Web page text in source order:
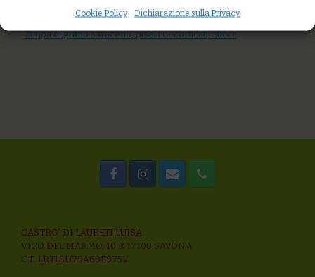
Cookie Policy Dichiarazione sulla Privacy
Quinoa con asparagina, limone e sesamo
Riso alle verdure e scamorza da latte fieno
Zuppa di grano saraceno, piselli decorticati, zucca
GASTRO’ DI LAURETI LUISA
VICO DEL MARMO, 10 R 17100 SAVONA
C.F. LRTLSU79A69E975V